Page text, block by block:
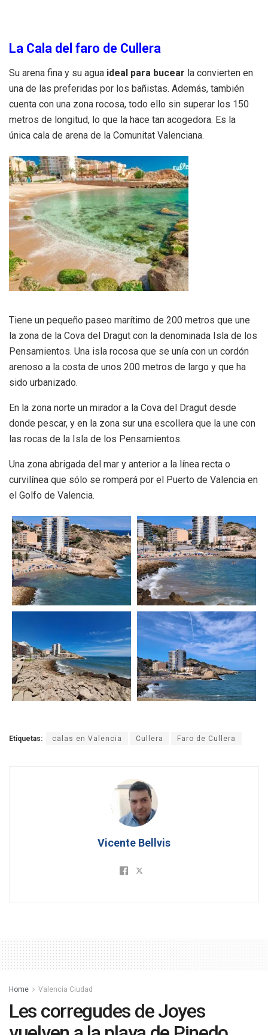
La Cala del faro de Cullera
Su arena fina y su agua ideal para bucear la convierten en
una de las preferidas por los bañistas. Además, también
cuenta con una zona rocosa, todo ello sin superar los 150
metros de longitud, lo que la hace tan acogedora. Es la
única cala de arena de la Comunitat Valenciana.
Tiene un pequeño paseo marítimo de 200 metros que une
la zona de la Cova del Dragut con la denominada Isla de los
Pensamientos. Una isla rocosa que se unía con un cordón
arenoso a la costa de unos 200 metros de largo y que ha
sido urbanizado.
En la zona norte un mirador a la Cova del Dragut desde
donde pescar, y en la zona sur una escollera que la une con
las rocas de la Isla de los Pensamientos.
Una zona abrigada del mar y anterior a la línea recta o
curvilínea que sólo se romperá por el Puerto de Valencia en
el Golfo de Valencia.
Etiquetas: calas en Valencia Cullera Faro de Cullera
Vicente Bellvis
Home Valencia Ciudad
Les corregudes de Joyes